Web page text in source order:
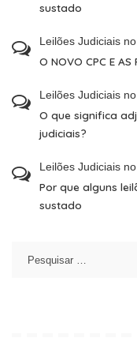
sustado
Leilões Judiciais
O NOVO CPC E AS
Leilões Judiciais
O que significa
judiciais?
Leilões Judiciais
Por que alguns
sustado